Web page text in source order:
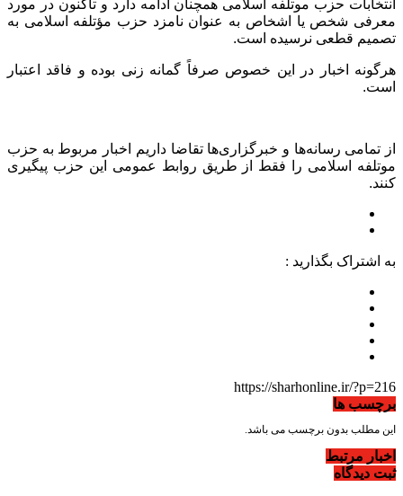
انتخابات حزب موتلفه اسلامی همچنان ادامه دارد و تاکنون در مورد
معرفی شخص یا اشخاص به عنوان نامزد حزب مؤتلفه اسلامی به
تصمیم قطعی نرسیده است.
هرگونه اخبار در این خصوص صرفاً گمانه زنی بوده و فاقد اعتبار
است.
از تمامی رسانه‌ها و خبرگزاری‌ها تقاضا داریم اخبار مربوط به حزب
موتلفه اسلامی را فقط از طریق روابط عمومی این حزب پیگیری
کنند.
به اشتراک بگذارید :
https://sharhonline.ir/?p=216
برچسب ها
این مطلب بدون برچسب می باشد.
اخبار مرتبط
ثبت دیدگاه